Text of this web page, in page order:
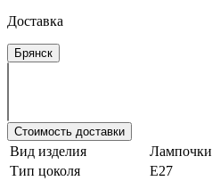
Доставка
Брянск
Стоимость доставки
Вид изделия
Лампочки
Тип цоколя
Е27